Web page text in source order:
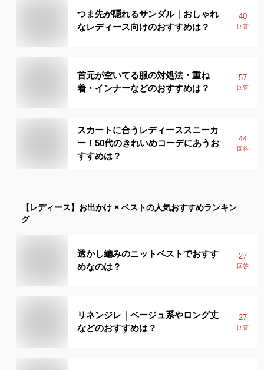
つま先が隠れるサンダル｜おしゃれ
なレディース向けのおすすめは？
40
回答
首元が空いてる服の対処法・重ね
着・インナーなどのおすすめは？
57
回答
スカートに合うレディーススニーカ
ー！50代のきれいめコーデにあうお
すすめは？
44
回答
【レディース】 お出かけ × ベストの人気おすすめランキン
グ
透かし編みのニットベストでおすす
めなのは？
27
回答
リネンジレ｜ベージュ系やロング丈
などのおすすめは？
27
回答